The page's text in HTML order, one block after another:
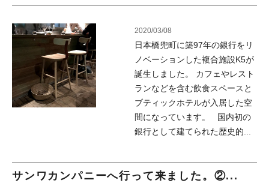
2020/03/08
日本橋兜町に築97年の銀行をリ
ノベーションした複合施設K5が
誕生しました。 カフェやレスト
ランなどを含む飲食スペースと
ブティックホテルが入居した空
間になっています。 国内初の
銀行として建てられた歴史的...
サンワカンパニーへ行って来ました。②...